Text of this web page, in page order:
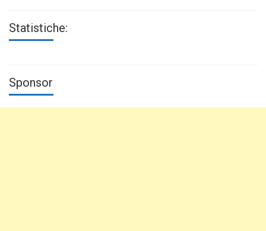
Statistiche:
Sponsor